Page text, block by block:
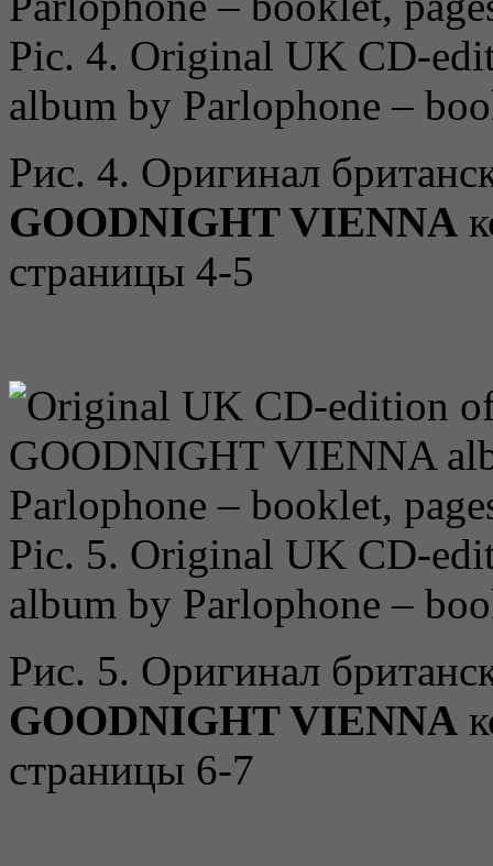
Pic. 4. Original UK CD-
album by Parlophone –
Рис. 4. Оригинал
GOODNIGHT VIENNA
страницы 4-5
Pic. 5. Original UK CD-
album by Parlophone –
Рис. 5. Оригинал
GOODNIGHT VIENNA
страницы 6-7